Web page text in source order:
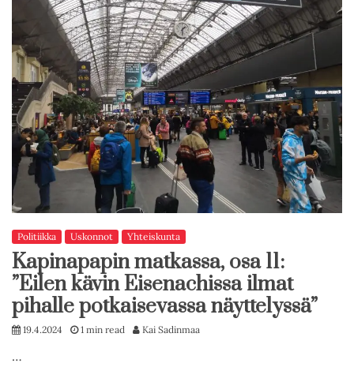
Politiikka Uskonnot Yhteiskunta
Kapinapapin matkassa, osa 11:
”Eilen kävin Eisenachissa ilmat
pihalle potkaisevassa näyttelyssä”
19.4.2024 1 min read Kai Sadinmaa
…